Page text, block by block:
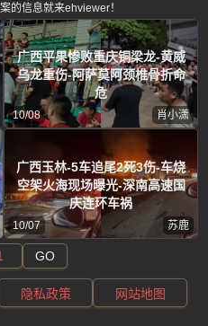
的信息就来ehviewer！
广西平果惨败重庆铜梁龙-黄威
乌龙重伤-阿萨莫阿颈椎骨折命
危
10/08 肖小潇
广西玉林-5车追尾2死3伤-车烧
空架火海现场曝光-深南高速国
庆连环车祸
10/07 苏鹿
GO
隐私政策 网站地图